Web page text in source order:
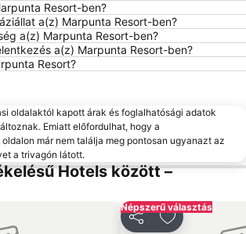
Resort-ben?
a(z) Marpunta Resort-ben?
a(z) Marpunta Resort-ben?
a(z) Marpunta Resort-ben?
Resort?
oldalaktól kapott árak és foglalhatósági adatok
Emiatt előfordulhat, hogy a
már nem találja meg pontosan ugyanazt az
a trivagón látott.
Hotels között –
a kedvencekhez
Népszerű választás
MegosztásHozzáadás